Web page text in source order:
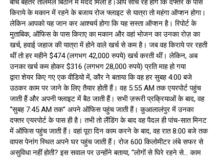
बीच बेहतर तालमेल बिठाने में मदद मिली है।आप सोच रहे होंगे कि दफ्तर के पास
किराये के मकान में रहने के बजाय रोज फ्लाइट से यात्रा तो महंगा ऑप्शन होगा।
लेकिन आपको यह जान कर आश्चर्य होगा कि यह सस्ता ऑप्शन है। रिपोर्ट के
मुताबिक, ऑफिस के पास किराए का मकान और वहां भोजन का उनका रोज़ का
खर्च, हवाई जहाज की यात्रा में होने वाले खर्च से कम है। जब वह किराये पर रहती
थीं तो हर महीने $474 (लगभग 42,000 रुपये) खर्च करती थीं। लेकिन, अब
उनका खर्च कम होकर $316 (लगभग 28,000 रुपये) प्रति माह हो गया
द्वारा शेयर किए गए एक वीडियो में, कौर ने बताया कि वह हर सुबह 4:00 बजे
उठकर काम पर जाने के लिए तैयार होती हैं। वह 5:55 AM तक एयरपोर्ट पहुंच
जाती हैं और अपनी फ्लाइट में बैठ जाती हैं। सभी ज़रूरी प्रक्रियाओं के बाद, वह
“सुबह 7:45 AM तक” अपने ऑफिस पहुंच जाती हैं। कुआलालंपुर में उनका
दफ्तर एयरपोर्ट के पास ही है। तभी तो लैंडिंग के बाद वह पैदल ही पांच-सात मिनट
में ऑफिस पहुंच जाती हैं। वहां पूरा दिन काम करने के बाद, वह रात 8:00 बजे तक
वापस पेनांग स्थित अपने घर पहुंच जाती हैं। रोज 600 किलोमीटर लंबे सफर से
असुविधा नहीं होती? इस सवाल पर उन्होंने बताया, “लोगों से घिरे रहने से… काम